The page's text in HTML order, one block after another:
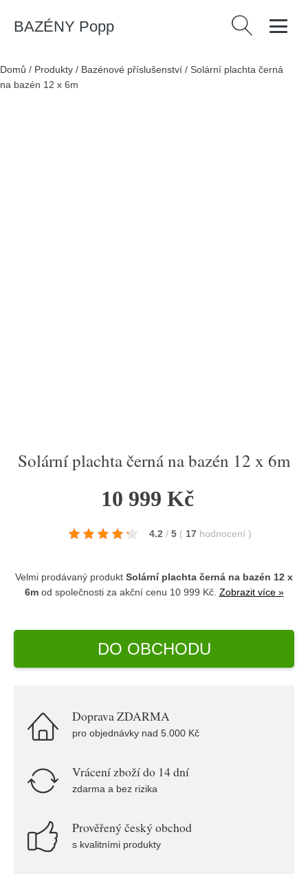
BAZÉNY Popp Vyhledávání
Domů / Produkty / Bazénové příslušenství / Solární plachta černá
na bazén 12 x 6m
Solární plachta černá na bazén 12 x 6m
10 999 Kč
4.2 / 5 ( 17 hodnocení )
Velmi prodávaný produkt Solární plachta černá na bazén 12 x
6mod společnosti za akční cenu 10 999 Kč. Zobrazit více »
DO OBCHODU
Doprava ZDARMA
pro objednávky nad 5.000 Kč
Vrácení zboží do 14 dní
zdarma a bez rizika
Prověřený český obchod
s kvalitními produkty